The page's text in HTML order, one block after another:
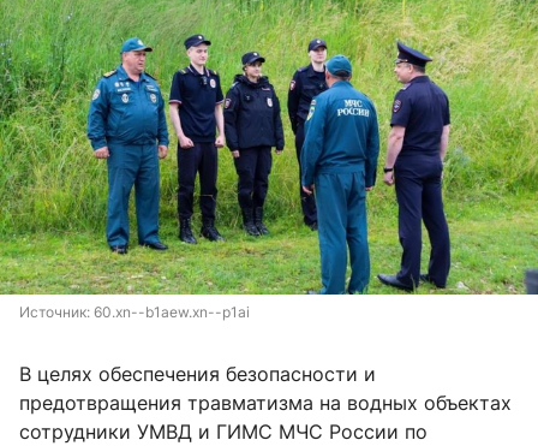
Источник: 60.xn--b1aew.xn--p1ai
В целях обеспечения безопасности и
предотвращения травматизма на водных объектах
сотрудники УМВД и ГИМС МЧС России по